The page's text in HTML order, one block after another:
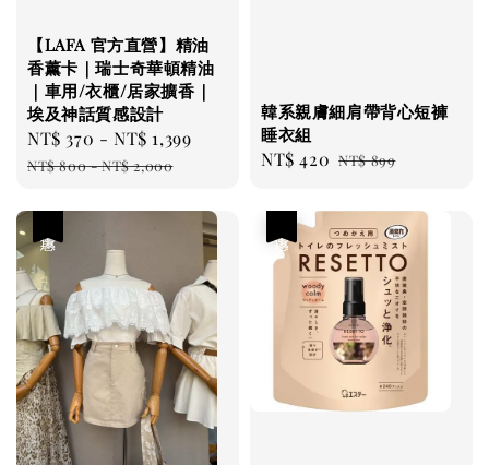
【LAFA 官方直營】精油
香薰卡｜瑞士奇華頓精油
｜車用/衣櫃/居家擴香｜
埃及神話質感設計
Sale
price
NT$ 370 -NT$ 1,399
Regular
NT$ 800-NT$ 2,000
韓系親膚細肩帶背心短褲
睡衣組
Sale
NT$ 420 Regular
NT$ 899